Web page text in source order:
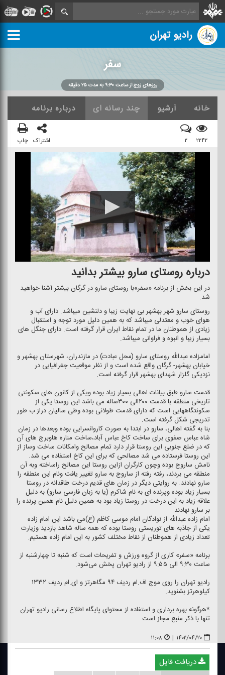
رادیو تهران
سفر
روزهای زوج از ساعت ۹:۳۰ به مدت ۲۵ دقیقه
خانه آرشیو چند رسانه ای درباره برنامه
۲۲۴۲ ۲ اشتراک چاپ
درباره روستای سارو بیشتر بدانید
در این بخش از برنامه «سفر»با روستای سارو در گرگان بیشتر آشنا خواهید
شد.
روستای سارو شهر بهشهر بی نهایت زیبا و دلنشین میباشد. دارای آب و
هوای خوب و معتدلی میباشد كه به همین دلیل مورد توجه و استقبال
زیادی از هموطنان ما در تمام نقاط ایران قرار گرفته است. دارای جنگل های
بسیار زیبا و انبوه و فراوانی میباشد.
امامزاده عبدالله روستای سارو (محل عبادت) در مازندران، شهرستان بهشهر و
خیابان بهشهر- گرگان واقع شده است و از نظر موقعیت جغرافیایی در
نزدیكی گلزار شهدای بهشهر قرار گرفته است.
قدمت سارو طبق بیانات اهالی بسیار زیاد بوده ویكی از كانون های سكونتی
تاریخی منطقه با قدمت ۲۰۰الی ۳۰۰ساله می باشد این روستا یكی از
سكونتگاههایی است كه دارای قدمت طولانی بوده وطی سالیان دراز ب طور
تدریجی شكل گرفته است.
بنا به گفته اهالی، سارو در ابتدا به صورت كاروانسرایی بوده وبعدها در زمان
شاه عباس صفوی برای ساخت كاخ عباس آباد،ساخت مناره هاوبرج های آن
كه در ضلع جنوبی این روستا قرار دارد تمام مصالح وامكانات ساخت وساز از
این روستا فرستاده می شد مصالحی كه برای این كاخ استفاده می شد.
نامش ساروج بوده وچون كارگران ازاین روستا این مصالح راساخته وبه آن
منطقه می بردند، رفته رفته از ساروج به سارو تغییر یافت ونام این منطقه را
سارو نهادند. به روایتی دیگر در زمان های قدیم درخت طاقدانه در روستا
بسیار زیاد بوده وپرنده ای به نام شاكرم (یا به زبان فارسی سارو) به دلیل
علاقه زیاد به این درخت در روستا زیاد بود به همین دلیل نام همین پرنده را
بر سارو نهادند.
امام زاده عبدالله از نوادگان امام موسی كاظم (ع)می باشد این امام زاده
یكی از جاذبه های توریستی روستا بوده كه همه ساله شاهد بازدید وزیارت
تعداد زیادی از هموطنان از نقاط مختلف كشور به این امام زاده هستیم.
برنامه «سفر» كاری از گروه ورزش و تفریحات است كه شنبه تا چهارشنبه از
ساعت ۹:۳۰ الی ۹:۵۵ از رادیو تهران پخش می‌شود.
رادیو تهران را روی موج اف.ام ردیف ۹۴ مگاهرتز و ای.ام ردیف ۱۳۳۲
كیلوهرتز بشنوید.
*هرگونه بهره برداری و استفاده از محتوای پایگاه اطلاع رسانی رادیو تهران
تنها با ذكر منبع مجاز است
۱۴۰۲/۰۴/۲۰ | ۱۱:۰۸
دریافت فایل